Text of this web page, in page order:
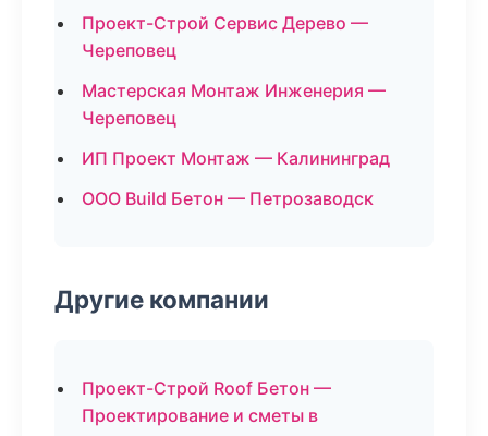
Проект-Строй Сервис Дерево —
Череповец
Мастерская Монтаж Инженерия —
Череповец
ИП Проект Монтаж — Калининград
ООО Build Бетон — Петрозаводск
Другие компании
Проект-Строй Roof Бетон —
Проектирование и сметы в